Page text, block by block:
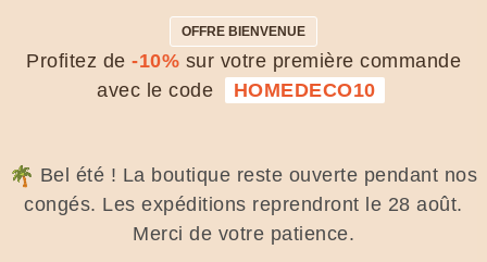
OFFRE BIENVENUE
Profitez de -10% sur votre première commande
avec le code
HOMEDECO10
Bel été ! La boutique reste ouverte pendant nos
congés. Les expéditions reprendront le 28 août.
Merci de votre patience.